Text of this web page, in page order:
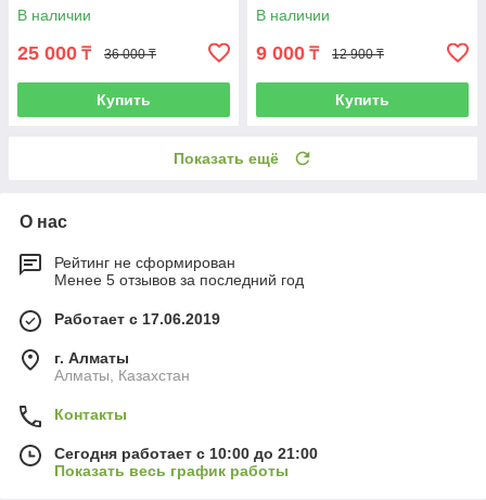
В наличии
25 000 ₸ 36 000 ₸
Купить
В наличии
9 000 ₸ 12 900 ₸
Купить
Показать ещё
О нас
Рейтинг не сформирован
Менее 5 отзывов за последний год
Работает с 17.06.2019
г. Алматы
Алматы, Казахстан
Контакты
Сегодня работает с 10:00 до 21:00
Показать весь график работы